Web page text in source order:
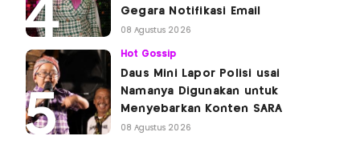
Gegara Notifikasi Email
08 Agustus 2026
Hot Gossip
Daus Mini Lapor Polisi usai
Namanya Digunakan untuk
Menyebarkan Konten SARA
08 Agustus 2026